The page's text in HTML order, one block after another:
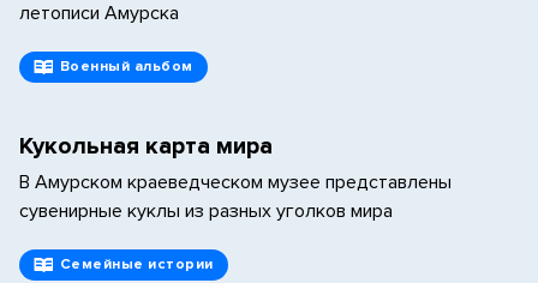
летописи Амурска
Военный альбом
Кукольная карта мира
В Амурском краеведческом музее представлены
сувенирные куклы из разных уголков мира
Семейные истории